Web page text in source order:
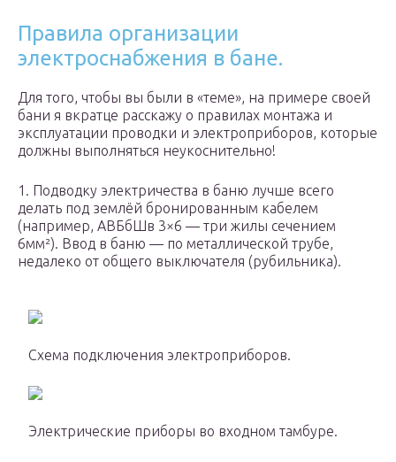
Правила организации
электроснабжения в бане.
Для того, чтобы вы были в «теме», на примере своей
бани я вкратце расскажу о правилах монтажа и
эксплуатации проводки и электроприборов, которые
должны выполняться неукоснительно!
1. Подводку электричества в баню лучше всего
делать под землёй бронированным кабелем
(например, АВБбШв 3×6 — три жилы сечением
6мм²). Ввод в баню — по металлической трубе,
недалеко от общего выключателя (рубильника).
Схема подключения электроприборов.
Электрические приборы во входном тамбуре.